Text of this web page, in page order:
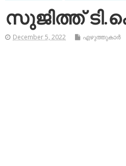
സുജിത്ത്
December 5, 2022 എഴുത്തുകാര്‍